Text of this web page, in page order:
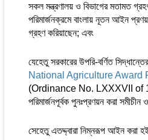
সকল মন্ত্রণালয় ও বিভাগের মতামত
পরিমার্জনক্রমে বাংলায় নূতন আইন
গ্রহণ করিয়াছেন; এবং
যেহেতু সরকারের উপরি-বর্ণিত
National Agriculture Award
(Ordinance No. LXXXVII of
পরিমার্জনপূর্বক পুনঃপ্রণয়ন করা
সেহেতু এতদ্দ্বারা নিম্নরূপ আইন করা